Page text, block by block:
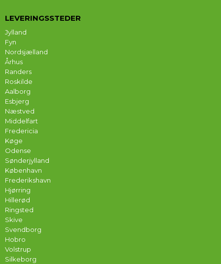
LEVERINGSSTEDER
Jylland
Fyn
Nordsjælland
Århus
Randers
Roskilde
Aalborg
Esbjerg
Næstved
Middelfart
Fredericia
Køge
Odense
Sønderjylland
København
Frederikshavn
Hjørring
Hillerød
Ringsted
Skive
Svendborg
Hobro
Volstrup
Silkeborg